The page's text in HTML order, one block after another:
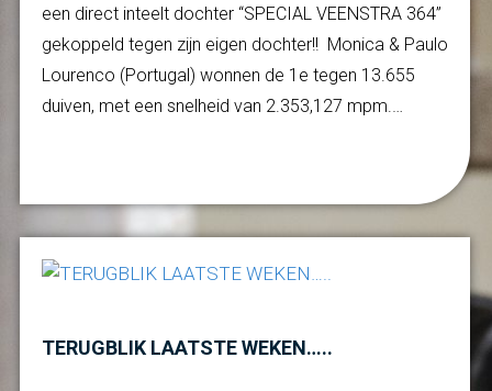
een direct inteelt dochter “SPECIAL VEENSTRA 364”
gekoppeld tegen zijn eigen dochter!! Monica & Paulo
Lourenco (Portugal) wonnen de 1e tegen 13.655
duiven, met een snelheid van 2.353,127 mpm.…
TERUGBLIK LAATSTE WEKEN…..